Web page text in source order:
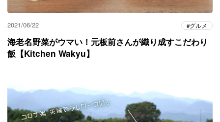
2021/06/22 グルメ
海老名野菜がウマい！元板前さんが織り成すこだわり
飯【Kitchen Wakyu】